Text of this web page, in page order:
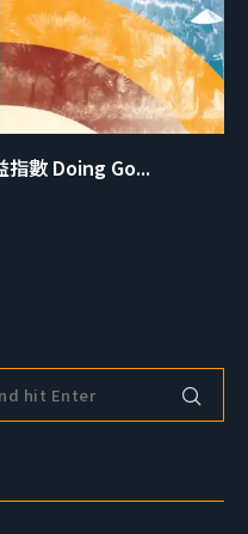
指數 Doing Go...